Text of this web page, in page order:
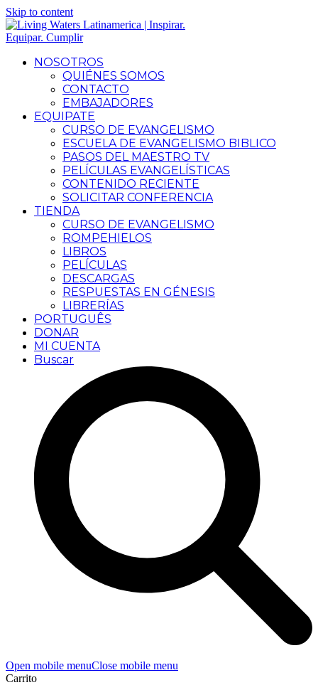
Skip to content
NOSOTROS
QUIÉNES SOMOS
CONTACTO
EMBAJADORES
EQUIPATE
CURSO DE EVANGELISMO
ESCUELA DE EVANGELISMO BIBLICO
PASOS DEL MAESTRO TV
PELÍCULAS EVANGELÍSTICAS
CONTENIDO RECIENTE
SOLICITAR CONFERENCIA
TIENDA
CURSO DE EVANGELISMO
ROMPEHIELOS
LIBROS
PELÍCULAS
DESCARGAS
RESPUESTAS EN GÉNESIS
LIBRERÍAS
PORTUGUÊS
DONAR
MI CUENTA
Buscar
Open mobile menuClose mobile menu
Carrito